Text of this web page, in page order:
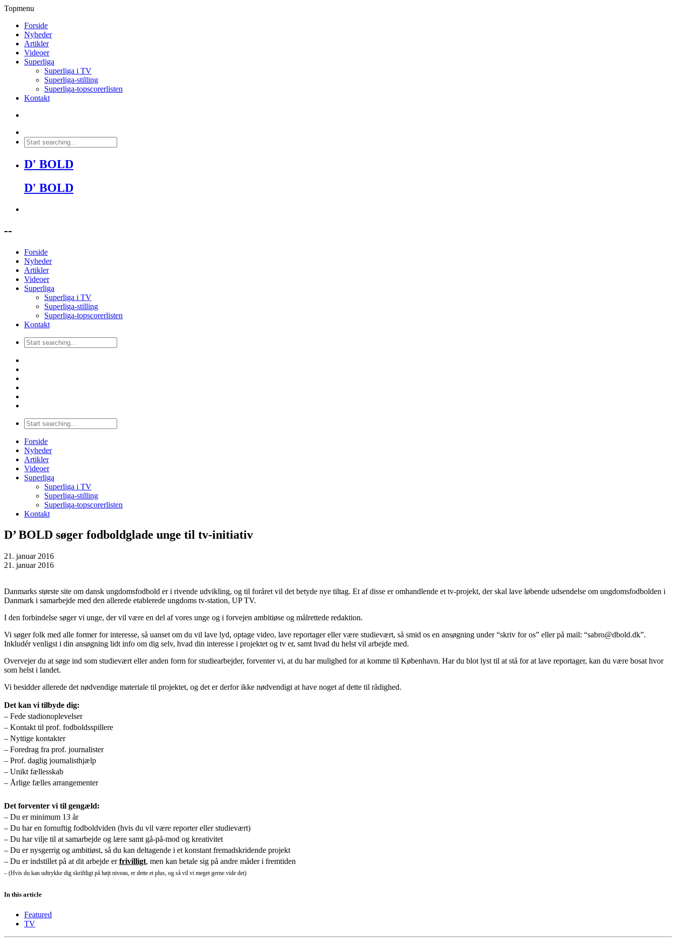
Topmenu
Forside
Nyheder
Artikler
Videoer
Superliga
Superliga i TV
Superliga-stilling
Superliga-topscorerlisten
Kontakt
D' BOLD
D' BOLD
--
Forside
Nyheder
Artikler
Videoer
Superliga
Superliga i TV
Superliga-stilling
Superliga-topscorerlisten
Kontakt
Forside
Nyheder
Artikler
Videoer
Superliga
Superliga i TV
Superliga-stilling
Superliga-topscorerlisten
Kontakt
D’ BOLD søger fodboldglade unge til tv-initiativ
21. januar 2016
21. januar 2016
Danmarks største site om dansk ungdomsfodbold er i rivende udvikling, og til foråret vil det betyde nye tiltag. Et af disse er omhandlende et tv-projekt, der skal lave løbende udsendelse om ungdomsfodbolden i
Danmark i samarbejde med den allerede etablerede ungdoms tv-station, UP TV.
I den forbindelse søger vi unge, der vil være en del af vores unge og i forvejen ambitiøse og målrettede redaktion.
Vi søger folk med alle former for interesse, så uanset om du vil lave lyd, optage video, lave reportager eller være studievært, så smid os en ansøgning under “skriv for os” eller på mail: “sabro@dbold.dk”.
Inkludér venligst i din ansøgning lidt info om dig selv, hvad din interesse i projektet og tv er, samt hvad du helst vil arbejde med.
Overvejer du at søge ind som studievært eller anden form for studiearbejder, forventer vi, at du har mulighed for at komme til København. Har du blot lyst til at stå for at lave reportager, kan du være bosat hvor
som helst i landet.
Vi besidder allerede det nødvendige materiale til projektet, og det er derfor ikke nødvendigt at have noget af dette til rådighed.
Det kan vi tilbyde dig:
– Fede stadionoplevelser
– Kontakt til prof. fodboldsspillere
– Nyttige kontakter
– Foredrag fra prof. journalister
– Prof. daglig journalisthjælp
– Unikt fællesskab
– Årlige fælles arrangementer
Det forventer vi til gengæld:
– Du er minimum 13 år
– Du har en fornuftig fodboldviden (hvis du vil være reporter eller studievært)
– Du har vilje til at samarbejde og lære samt gå-på-mod og kreativitet
– Du er nysgerrig og ambitiøst, så du kan deltagende i et konstant fremadskridende projekt
– Du er indstillet på at dit arbejde erfrivilligt, men kan betale sig på andre måder i fremtiden
– (Hvis du kan udtrykke dig skriftligt på højt niveau, er dette et plus, og så vil vi meget gerne vide det)
In this article
Featured
TV